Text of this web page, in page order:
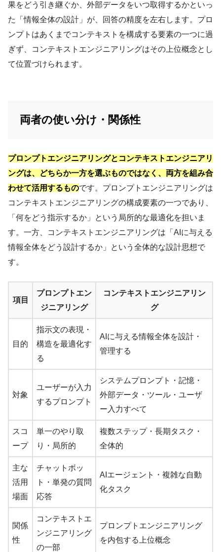
果をどう引き継ぐか、外部データをいつ取得するかといっ
た「情報全体の設計」が、回答の精度を左右します。プロ
ンプトはあくまでコンテキストを構成する要素の一つに過
ぎず、コンテキストエンジニアリングはその上位概念とし
て位置づけられます。
両者の使い分け・関係性
プロンプトエンジニアリングとコンテキストエンジニアリ
ングは、どちらか一方を選ぶものではなく、両方を組み合
わせて活用するものです。プロンプトエンジニアリングは
コンテキストエンジニアリングの構成要素の一つであり、
「何をどう指示するか」という局所的な最適化を担いま
す。一方、コンテキストエンジニアリングは「AIに与える
情報全体をどう設計するか」という全体的な設計思想で
す。
項目
プロンプトエン
ジニアリング
コンテキストエンジニアリン
グ
目的
指示文の表現・
構造を最適化す
る
AIに与える情報全体を設計・
管理する
対象
ユーザーが入力
するプロンプト
システムプロンプト・記憶・
外部データ・ツール・ユーザ
ー入力すべて
スコ
ープ
単一のやり取
り・局所的
複数ステップ・長期タスク・
全体的
主な
活用
場面
チャットボッ
ト・単発の質問
応答
AIエージェント・複雑な自動
化タスク
関係
性
コンテキストエ
ンジニアリング
の一部
プロンプトエンジニアリング
を内包する上位概念